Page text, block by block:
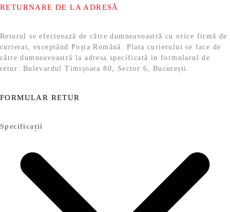
RETURNARE DE LA ADRESĂ
Returul se efectuează de către dumneavoastră cu orice firmă de
curierat, exceptând Poșta Română. Plata curierului se face de
către dumneavoastră la adresa specificată in formularul de
retur: Bulevardul Timișoara 80, Sector 6, București.
FORMULAR RETUR
Specificații